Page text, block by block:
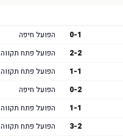
0-1 הפועל חיפה
2-2 הפועל פתח תקווה
1-1 הפועל פתח תקווה
0-2 הפועל חיפה
1-1 הפועל פתח תקווה
3-2 הפועל פתח תקווה